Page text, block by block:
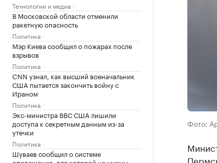
Технологии и медиа
В Московской области отменили
ракетную опасность
Политика
Мэр Киева сообщил о пожарах после
взрывов
Политика
CNN узнал, как высший военачальник
США пытается закончить войну с
Ираном
Политика
Экс-министра ВВС США лишили
доступа к секретным данным из-за
утечки
Политика
Шуваев сообщил о системе
Фото: